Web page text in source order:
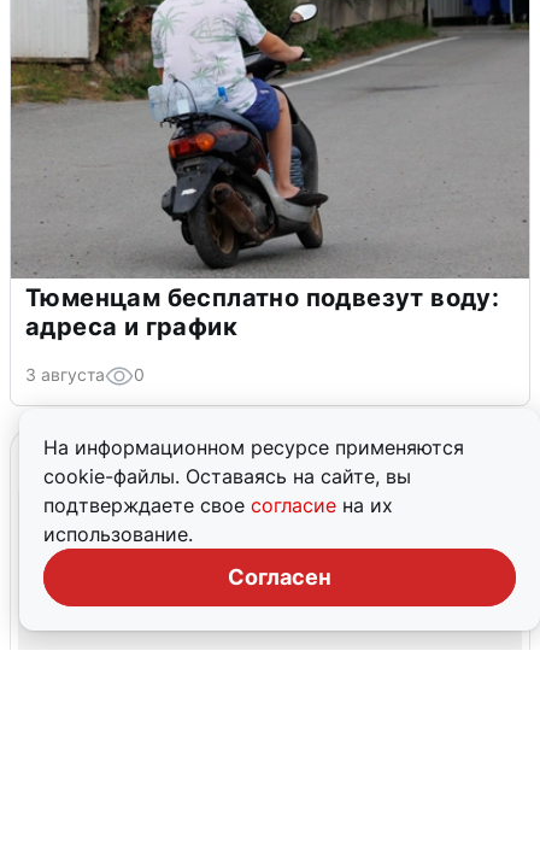
На информационном ресурсе применяются
cookie-файлы. Оставаясь на сайте, вы
подтверждаете свое согласие на их
использование.
Согласен
Тюменцам бесплатно подвезут воду:
адреса и график
3 августа 0